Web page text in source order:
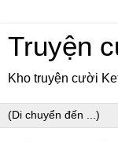
Truyện
Kho truyện cười